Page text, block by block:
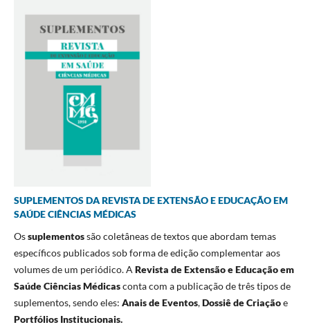
SUPLEMENTOS DA REVISTA DE EXTENSÃO E EDUCAÇÃO EM
SAÚDE CIÊNCIAS MÉDICAS
Ossuplementossão coletâneas de textos que abordam temas
específicos publicados sob forma de edição complementar aos
volumes de um periódico. A Revista de Extensão e Educação em
Saúde Ciências Médicasconta com a publicação de três tipos de
suplementos, sendo eles: Anais de Eventos,Dossiê de Criaçãoe
Portfólios Institucionais.